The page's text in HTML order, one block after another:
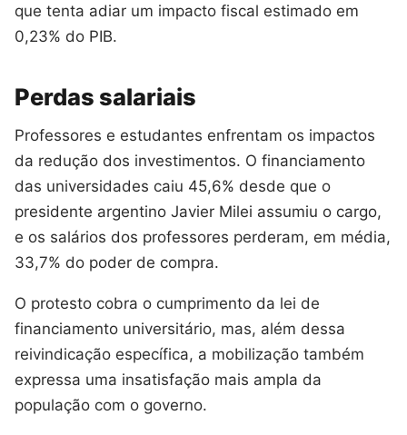
que tenta adiar um impacto fiscal estimado em
0,23% do PIB.
Perdas salariais
Professores e estudantes enfrentam os impactos
da redução dos investimentos. O financiamento
das universidades caiu 45,6% desde que o
presidente argentino Javier Milei assumiu o cargo,
e os salários dos professores perderam, em média,
33,7% do poder de compra.
O protesto cobra o cumprimento da lei de
financiamento universitário, mas, além dessa
reivindicação específica, a mobilização também
expressa uma insatisfação mais ampla da
população com o governo.